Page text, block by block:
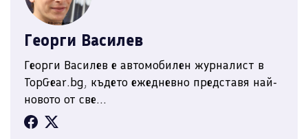
Георги Василев
Георги Василев е автомобилен журналист в
TopGear.bg, където ежедневно представя най-
новото от све...